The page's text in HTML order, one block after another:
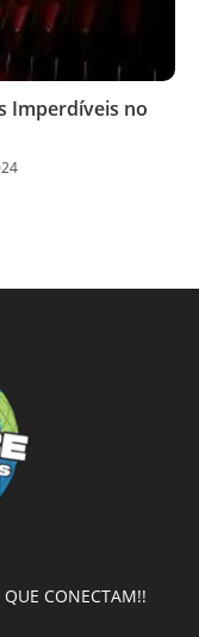
Imperdíveis no
CONECTAM!!